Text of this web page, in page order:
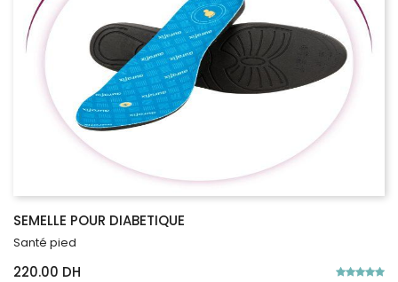
SEMELLE POUR DIABETIQUE
Santé pied
220.00 DH